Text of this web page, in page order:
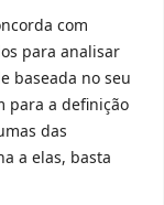
com
para analisar
baseada no seu
para a definição
das
a elas, basta
no Sistema e-